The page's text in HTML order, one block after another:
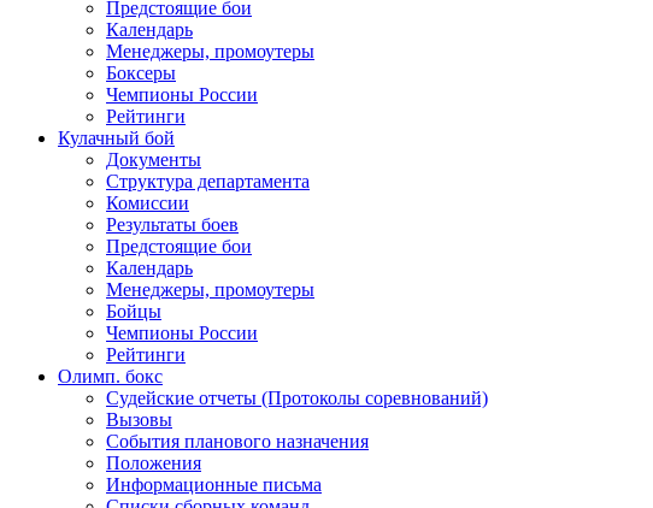
Предстоящие бои
Календарь
Менеджеры, промоутеры
Боксеры
Чемпионы России
Рейтинги
Кулачный бой
Документы
Структура департамента
Комиссии
Результаты боев
Предстоящие бои
Календарь
Менеджеры, промоутеры
Бойцы
Чемпионы России
Рейтинги
Олимп. бокс
Судейские отчеты (Протоколы соревнований)
Вызовы
События планового назначения
Положения
Информационные письма